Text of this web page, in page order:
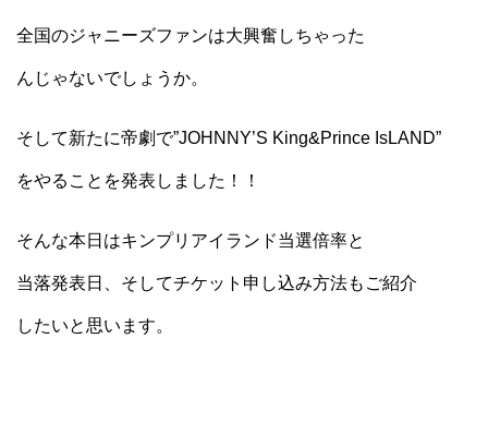
全国のジャニーズファンは大興奮しちゃった
んじゃないでしょうか。
そして新たに帝劇で”JOHNNY’S King&Prince IsLAND”
をやることを発表しました！！
そんな本日はキンプリアイランド当選倍率と
当落発表日、そしてチケット申し込み方法もご紹介
したいと思います。